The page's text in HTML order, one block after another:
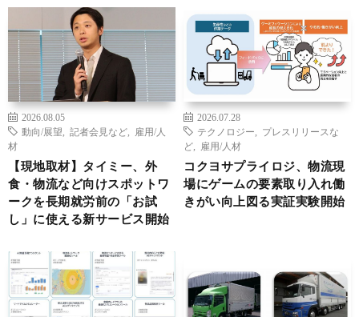
2026.08.05
動向/展望
記者会見など
雇用/人
材
【現地取材】タイミー、外
食・物流など向けスポットワ
ークを長期就労前の「お試
し」に使える新サービス開始
2026.07.28
テクノロジー
プレスリリースな
ど
雇用/人材
コクヨサプライロジ、物流現
場にゲームの要素取り入れ働
きがい向上図る実証実験開始